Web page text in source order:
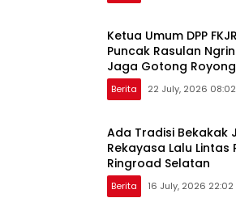
Ketua Umum DPP
Puncak Rasulan
Jaga Gotong Royong
Berita 22 July, 2026 08:02
Ada Tradisi Bekakak
Rekayasa Lalu Lintas
Ringroad Selatan
Berita 16 July, 2026 22:02